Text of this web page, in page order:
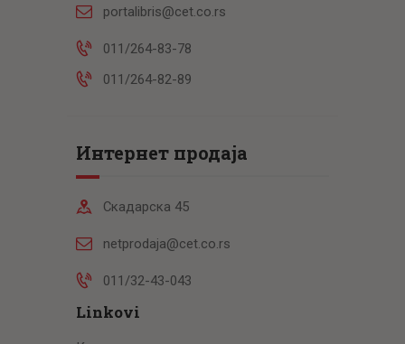
portalibris@cet.co.rs
011/264-83-78
011/264-82-89
Интернет продаја
Скадарска 45
netprodaja@cet.co.rs
011/32-43-043
Linkovi